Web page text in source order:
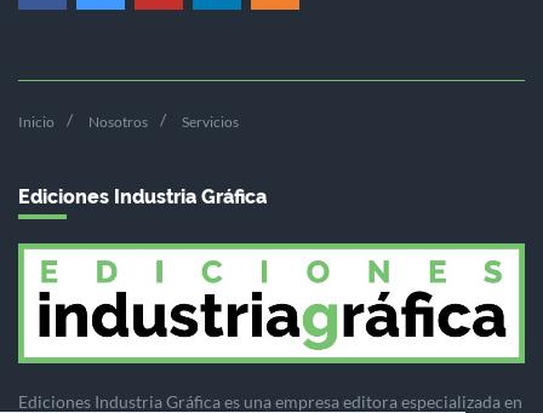
Inicio Nosotros Servicios
Ediciones Industria Gráfica
Ediciones Industria Gráfica es una empresa editora especializada en